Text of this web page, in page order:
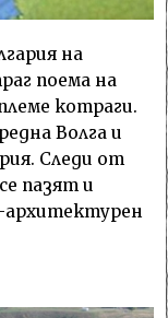
на
поема на
котраги.
Волга и
Следи от
пазят и
архитектурен